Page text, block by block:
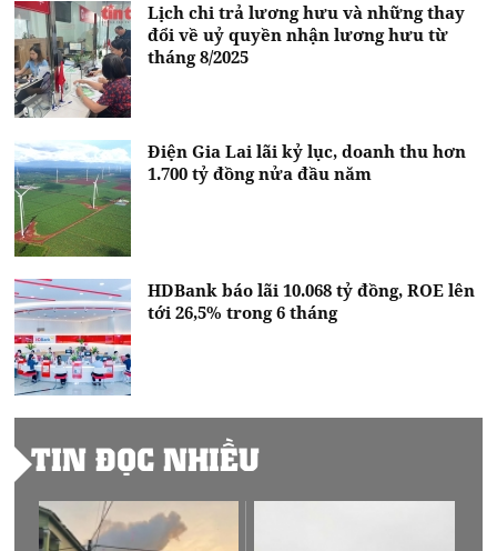
Lịch chi trả lương hưu và những thay
đổi về uỷ quyền nhận lương hưu từ
tháng 8/2025
Điện Gia Lai lãi kỷ lục, doanh thu hơn
1.700 tỷ đồng nửa đầu năm
HDBank báo lãi 10.068 tỷ đồng, ROE lên
tới 26,5% trong 6 tháng
TIN ĐỌC NHIỀU